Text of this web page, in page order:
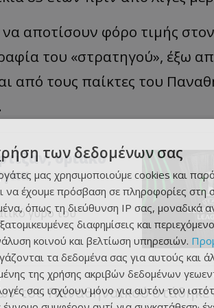
αποτίσουν φόρο τιμής
του «στρατηγού», έξω
από τους παίκτες του
οριακό
γύρο του
του Παναθηναϊκού στάθηκε
των δεδομένων σας
μας χρησιμοποιούμε cookies και
να έχουμε πρόσβαση σε πληροφορίες στη
όπως τη διεύθυνση IP σας, μοναδικά
διαφημίσεις και
κοινού και βελτίωση υπηρεσιών.
τα δεδομένα σας για αυτούς και
της χρήσης ακριβών δεδομένων
σας ισχύουν μόνο για αυτόν τον